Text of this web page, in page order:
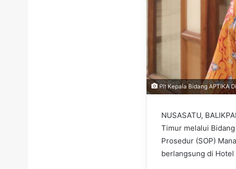
Plt Kepala Bidang APTIKA
NUSASATU,
Timur melalui
Prosedur (SOP)
berlangsung di